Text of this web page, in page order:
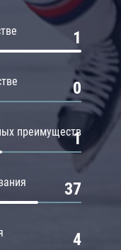
1
0
преимуществ
1
37
4